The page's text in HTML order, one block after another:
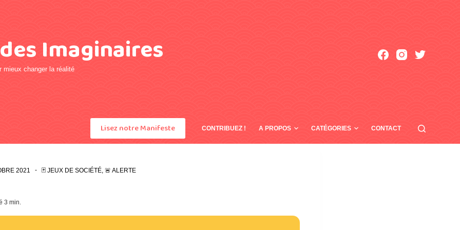
Imaginaires
mieux changer la réalité
Lisez notre Manifeste CONTRIBUEZ ! A PROPOS CATÉGORIES CONTACT
2021 🃏 JEUX DE SOCIÉTÉ 🚨 ALERTE